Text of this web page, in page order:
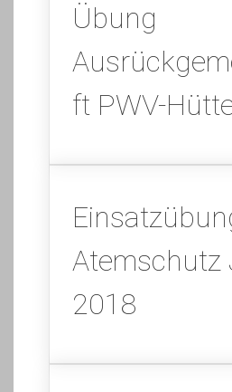
Übung
ft PWV-
Atemschutz
2018